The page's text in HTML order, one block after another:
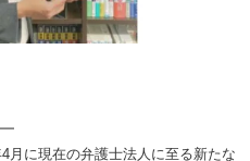
月に現在の弁護士法人に至る新たな